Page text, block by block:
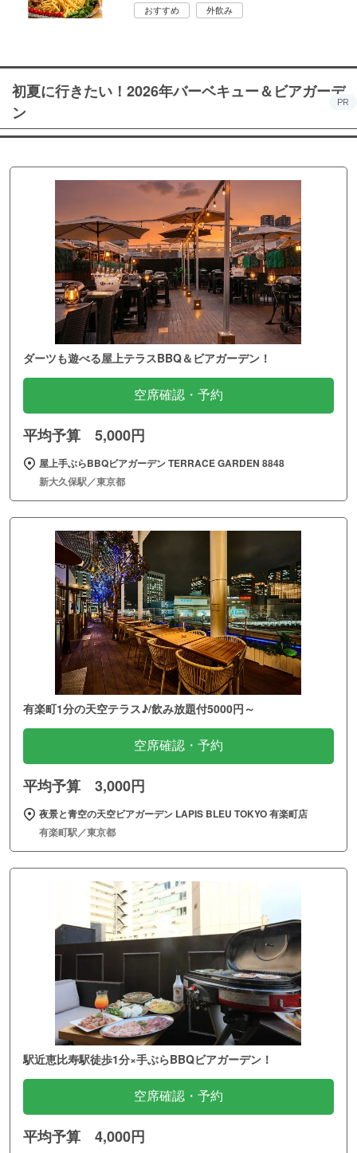
おすすめ 外飲み
初夏に行きたい！2026年バーベキュー＆ビアガーデ
ン
PR
ダーツも遊べる屋上テラスBBQ＆ビアガーデン！
空席確認・予約
平均予算 5,000円
屋上手ぶらBBQビアガーデン TERRACE GARDEN 8848
新大久保駅／東京都
有楽町1分の天空テラス♪/飲み放題付5000円～
空席確認・予約
平均予算 3,000円
夜景と青空の天空ビアガーデン LAPIS BLEU TOKYO 有楽町店
有楽町駅／東京都
駅近恵比寿駅徒歩1分×手ぶらBBQビアガーデン！
空席確認・予約
平均予算 4,000円